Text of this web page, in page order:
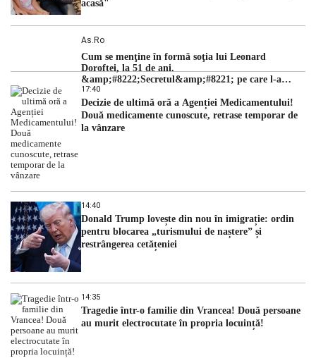
acasă"
As.ro
Cum se menţine în formă soţia lui Leonard
Doroftei, la 51 de ani.
&amp;#8222;Secretul&amp;#8221; pe care l-a
dezvăluit
17:40
Decizie de ultimă oră a Agenției Medicamentului!
Două medicamente cunoscute, retrase temporar de
la vânzare
14:40
Donald Trump lovește din nou în imigrație: ordin
pentru blocarea „turismului de naștere” și
restrângerea cetățeniei
14:35
Tragedie într-o familie din Vrancea! Două persoane
au murit electrocutate în propria locuință!